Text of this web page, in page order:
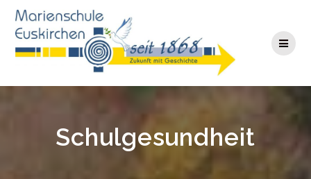
springen
Schulgesundheit